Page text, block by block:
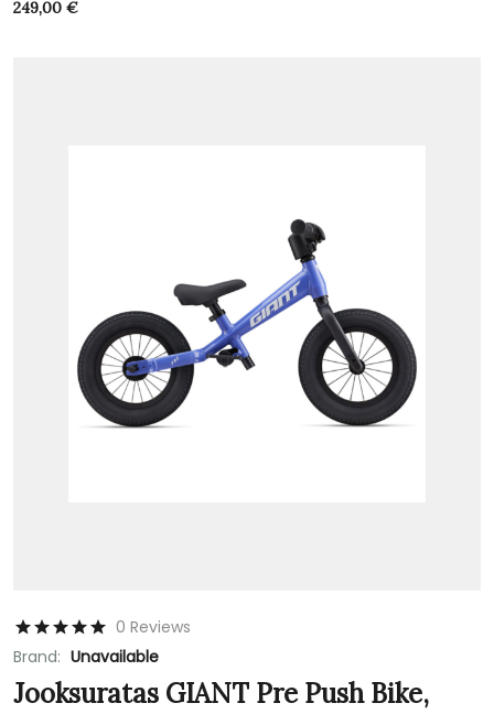
249,00 €
0 Reviews
Brand: Unavailable
Jooksuratas GIANT Pre Push Bike,